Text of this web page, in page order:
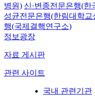
병원) 신·변종전문은행(
성균전문은행(한림대학교
행(국제결핵연구소)
정보광장
자료 게시판
관련 사이트
국내 관련기관